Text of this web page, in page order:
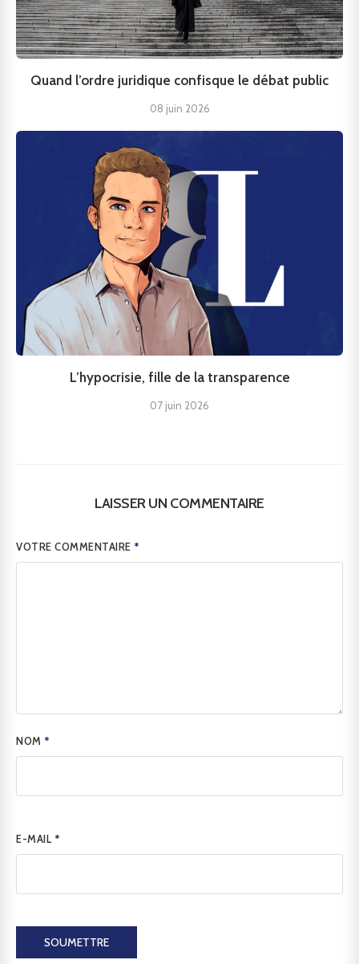
Quand l’ordre juridique confisque le débat public
08 juin 2026
L’hypocrisie, fille de la transparence
07 juin 2026
LAISSER UN COMMENTAIRE
VOTRE COMMENTAIRE*
NOM*
E-MAIL *
SOUMETTRE